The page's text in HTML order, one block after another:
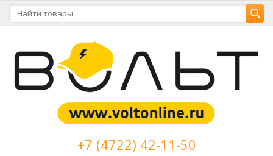
+7 (4722) 42-11-50